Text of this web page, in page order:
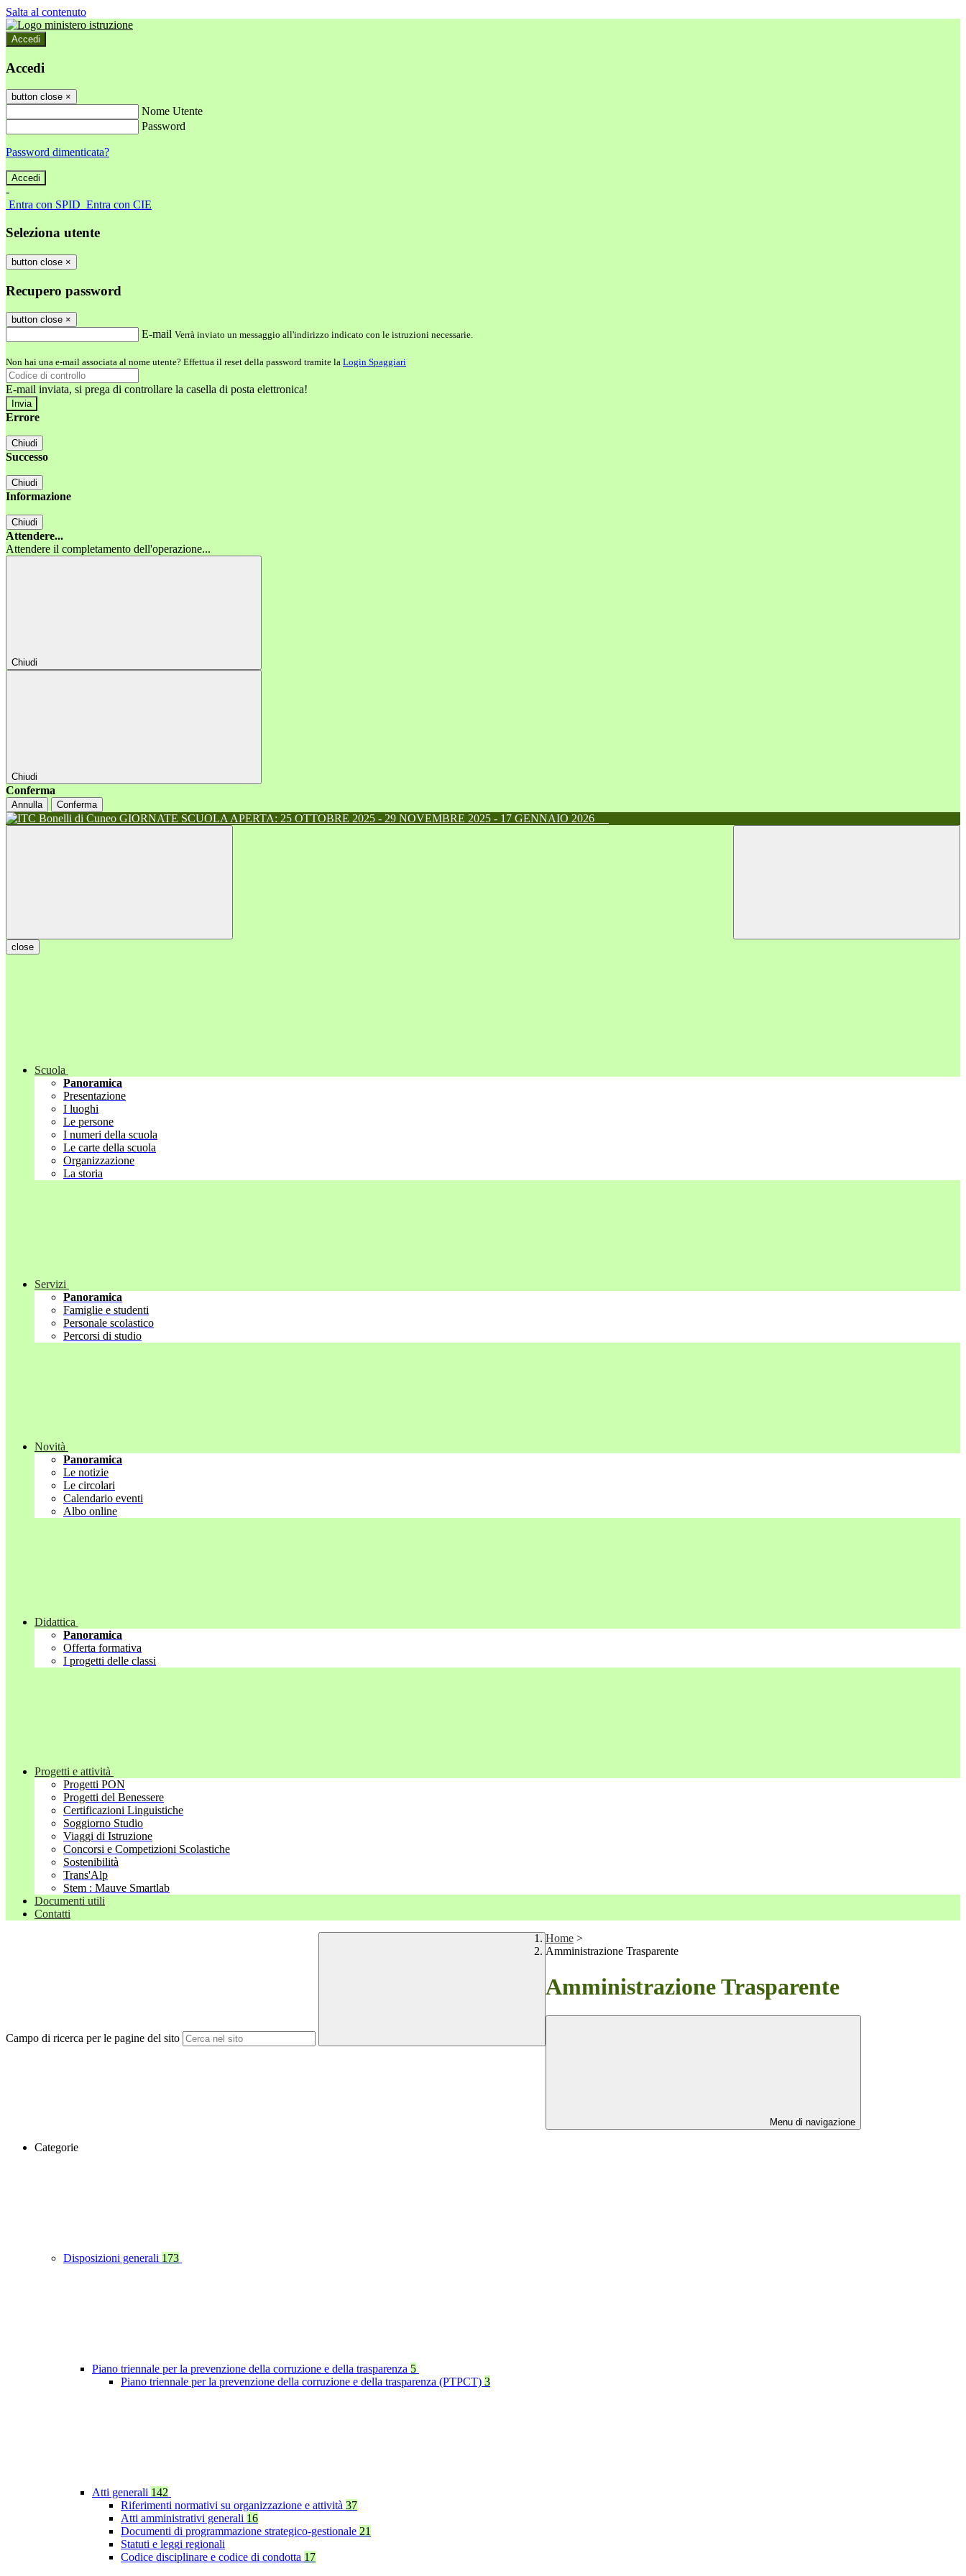
Salta al contenuto
Accedi
Accedi
button close ×
Nome Utente
Password
Password dimenticata?
-
Entra con SPID Entra con CIE
Seleziona utente
button close ×
Recupero password
button close ×
E-mail Verrà inviato un messaggio all'indirizzo indicato con le istruzioni necessarie.
Non hai una e-mail associata al nome utente? Effettua il reset della password tramite la Login Spaggiari
E-mail inviata, si prega di controllare la casella di posta elettronica!
Errore
Chiudi
Successo
Chiudi
Informazione
Chiudi
Attendere...
Attendere il completamento dell'operazione...
Chiudi
Chiudi
Conferma
Annulla Conferma
GIORNATE SCUOLA APERTA: 25 OTTOBRE 2025 - 29 NOVEMBRE 2025 - 17 GENNAIO 2026
close
Scuola
Panoramica
Presentazione
I luoghi
Le persone
I numeri della scuola
Le carte della scuola
Organizzazione
La storia
Servizi
Panoramica
Famiglie e studenti
Personale scolastico
Percorsi di studio
Novità
Panoramica
Le notizie
Le circolari
Calendario eventi
Albo online
Didattica
Panoramica
Offerta formativa
I progetti delle classi
Progetti e attività
Progetti PON
Progetti del Benessere
Certificazioni Linguistiche
Soggiorno Studio
Viaggi di Istruzione
Concorsi e Competizioni Scolastiche
Sostenibilità
Trans'Alp
Stem : Mauve Smartlab
Documenti utili
Contatti
Campo di ricerca per le pagine del sito
Home >
Amministrazione Trasparente
Amministrazione Trasparente
Menu di navigazione
Categorie
Disposizioni generali 173
Piano triennale per la prevenzione della corruzione e della trasparenza 5
Piano triennale per la prevenzione della corruzione e della trasparenza (PTPCT) 3
Atti generali 142
Riferimenti normativi su organizzazione e attività 37
Atti amministrativi generali 16
Documenti di programmazione strategico-gestionale 21
Statuti e leggi regionali
Codice disciplinare e codice di condotta 17